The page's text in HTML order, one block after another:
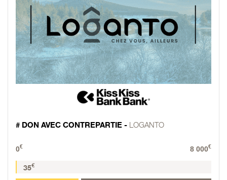
# DON AVEC CONTREPARTIE - LOGANTO
0€ 8 000€
35€